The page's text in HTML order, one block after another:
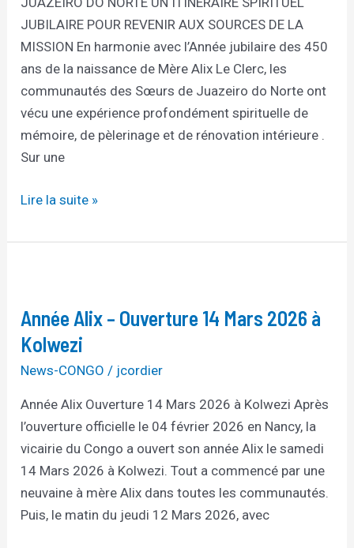
JUBILAIRE POUR REVENIR AUX SOURCES DE LA
MISSION En harmonie avec l’Année jubilaire des 450
ans de la naissance de Mère Alix Le Clerc, les
communautés des Sœurs de Juazeiro do Norte ont
vécu une expérience profondément spirituelle de
mémoire, de pèlerinage et de rénovation intérieure .
Sur une
REVENIR
AUX
SOURCES
DE
LA
MISSION
Lire la suite »
Année Alix – Ouverture 14 Mars 2026 à
Kolwezi
News-CONGO / jcordier
Année Alix Ouverture 14 Mars 2026 à Kolwezi Après
l’ouverture officielle le 04 février 2026 en Nancy, la
vicairie du Congo a ouvert son année Alix le samedi
14 Mars 2026 à Kolwezi. Tout a commencé par une
neuvaine à mère Alix dans toutes les communautés.
Puis, le matin du jeudi 12 Mars 2026, avec
–
Ouverture
2026
à
Kolwezi